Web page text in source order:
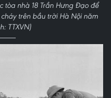
tòa nhà 18 Trần Hưng Đạo để
trên bầu trời Hà Nội năm
TTXVN)